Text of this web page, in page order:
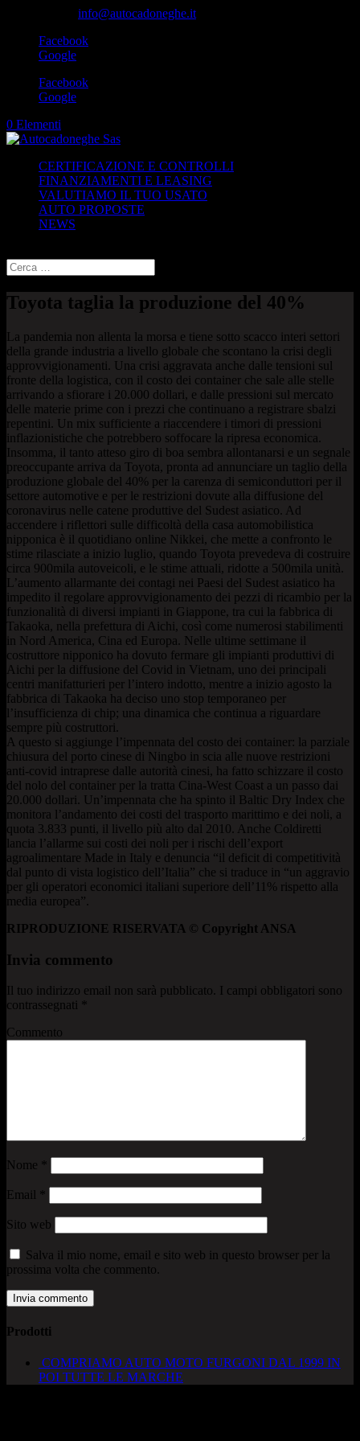
info@autocadoneghe.it
Facebook
Google
Facebook
Google
0 Elementi
CERTIFICAZIONE E CONTROLLI
FINANZIAMENTI E LEASING
VALUTIAMO IL TUO USATO
AUTO PROPOSTE
NEWS
Toyota taglia la produzione del 40%
La pandemia non allenta la morsa e tiene sotto scacco interi settori
della grande industria a livello globale che scontano la crisi degli
approvvigionamenti. Una crisi aggravata anche dalle tensioni sul
fronte della logistica, con il costo dei container che sale alle stelle
arrivando a sfiorare i 20.000 dollari, e dalle pressioni sul mercato
delle materie prime con i prezzi che continuano a registrare sbalzi
repentini. Un mix sufficiente a riaccendere i timori di pressioni
inflazionistiche che potrebbero soffocare la ripresa economica.
Insomma, il tanto atteso giro di boa sembra allontanarsi e un segnale
preoccupante arriva da Toyota, pronta ad annunciare un taglio della
produzione globale del 40% per la carenza di semiconduttori per il
settore automotive e per le restrizioni dovute alla diffusione del
coronavirus nelle catene produttive del Sudest asiatico. Ad
accendere i riflettori sulle difficoltà della casa automobilistica
nipponica è il quotidiano online Nikkei, che mette a confronto le
stime rilasciate a inizio luglio, quando Toyota prevedeva di costruire
circa 900mila autoveicoli, e le stime attuali, ridotte a 500mila unità.
L’aumento allarmante dei contagi nei Paesi del Sudest asiatico ha
impedito il regolare approvvigionamento dei pezzi di ricambio per la
funzionalità di diversi impianti in Giappone, tra cui la fabbrica di
Takaoka, nella prefettura di Aichi, così come numerosi stabilimenti
in Nord America, Cina ed Europa. Nelle ultime settimane il
costruttore nipponico ha dovuto fermare gli impianti produttivi di
Aichi per la diffusione del Covid in Vietnam, uno dei principali
centri manifatturieri per l’intero indotto, mentre a inizio agosto la
fabbrica di Takaoka ha deciso uno stop temporaneo per
l’insufficienza di chip; una dinamica che continua a riguardare
sempre più costruttori.
A questo si aggiunge l’impennata del costo dei container: la parziale
chiusura del porto cinese di Ningbo in scia alle nuove restrizioni
anti-covid intraprese dalle autorità cinesi, ha fatto schizzare il costo
del nolo del container per la tratta Cina-West Coast a un passo dai
20.000 dollari. Un’impennata che ha spinto il Baltic Dry Index che
monitora l’andamento dei costi del trasporto marittimo e dei noli, a
quota 3.833 punti, il livello più alto dal 2010. Anche Coldiretti
lancia l’allarme sui costi dei noli per i rischi dell’export
agroalimentare Made in Italy e denuncia “il deficit di competitività
dal punto di vista logistico dell’Italia” che si traduce in “un aggravio
per gli operatori economici italiani superiore dell’11% rispetto alla
media europea”.
RIPRODUZIONE RISERVATA © Copyright ANSA
Invia commento
Il tuo indirizzo email non sarà pubblicato.
I campi obbligatori sono
contrassegnati
Commento
Nome
Email
Sito web
Salva il mio nome, email e sito web in questo browser per la
prossima volta che commento.
Prodotti
COMPRIAMO AUTO MOTO FURGONI DAL 1999 IN
POI TUTTE LE MARCHE